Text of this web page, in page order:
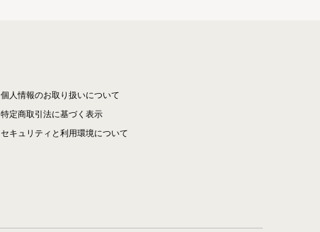
個人情報のお取り扱いについて
特定商取引法に基づく表示
セキュリティと利用環境について